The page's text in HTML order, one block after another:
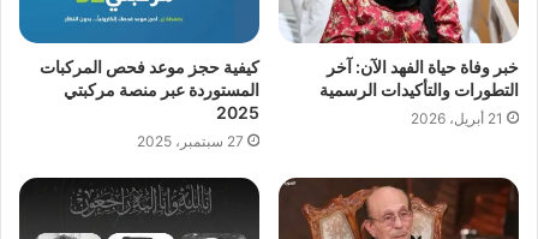
خبر وفاة حياة الفهد الآن: آخر
التطورات والتأكيدات الرسمية
21 أبريل، 2026
كيفية حجز موعد فحص المركبات
المستوردة عبر منصة مركبتي
2025
27 سبتمبر، 2025